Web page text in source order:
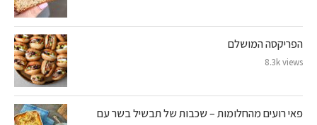
הפריקסה המושלם
8.3k views
פאי רועים מהחלומות – שכבות של תבשיל בשר עם